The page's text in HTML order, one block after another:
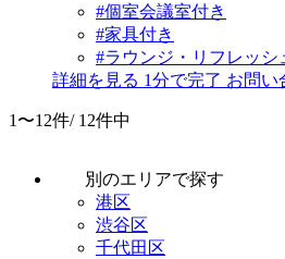
#個室会議室付き
#家具付き
#ラウンジ・リフレッシ
詳細を見る 1分で完了 お問い
1〜12件/ 12件中
別のエリアで探す
港区
渋谷区
千代田区